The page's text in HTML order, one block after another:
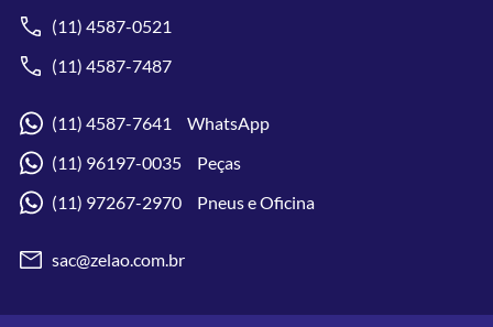
(11) 4587-0521
(11) 4587-7487
(11) 4587-7641 WhatsApp
(11) 96197-0035 Peças
(11) 97267-2970 Pneus e Oficina
sac@zelao.com.br